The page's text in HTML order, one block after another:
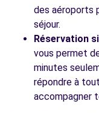
des aéroports
séjour.
Réservation
vous permet
minutes
répondre à
accompagner